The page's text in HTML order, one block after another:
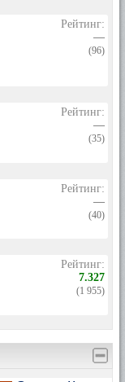
Рейтинг:
—
(96)
Рейтинг:
—
(35)
Рейтинг:
—
(40)
Рейтинг:
7.327
(1 955)